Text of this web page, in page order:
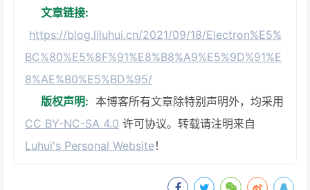
文章链接:
https://blog.liluhui.cn/2021/09/18/Electron%E5%
BC%80%E5%8F%91%E8%B8%A9%E5%9D%91%E
8%AE%B0%E5%BD%95/
版权声明: 本博客所有文章除特别声明外，均采用
CC BY-NC-SA 4.0 许可协议。转载请注明来自
Luhui's Personal Website！